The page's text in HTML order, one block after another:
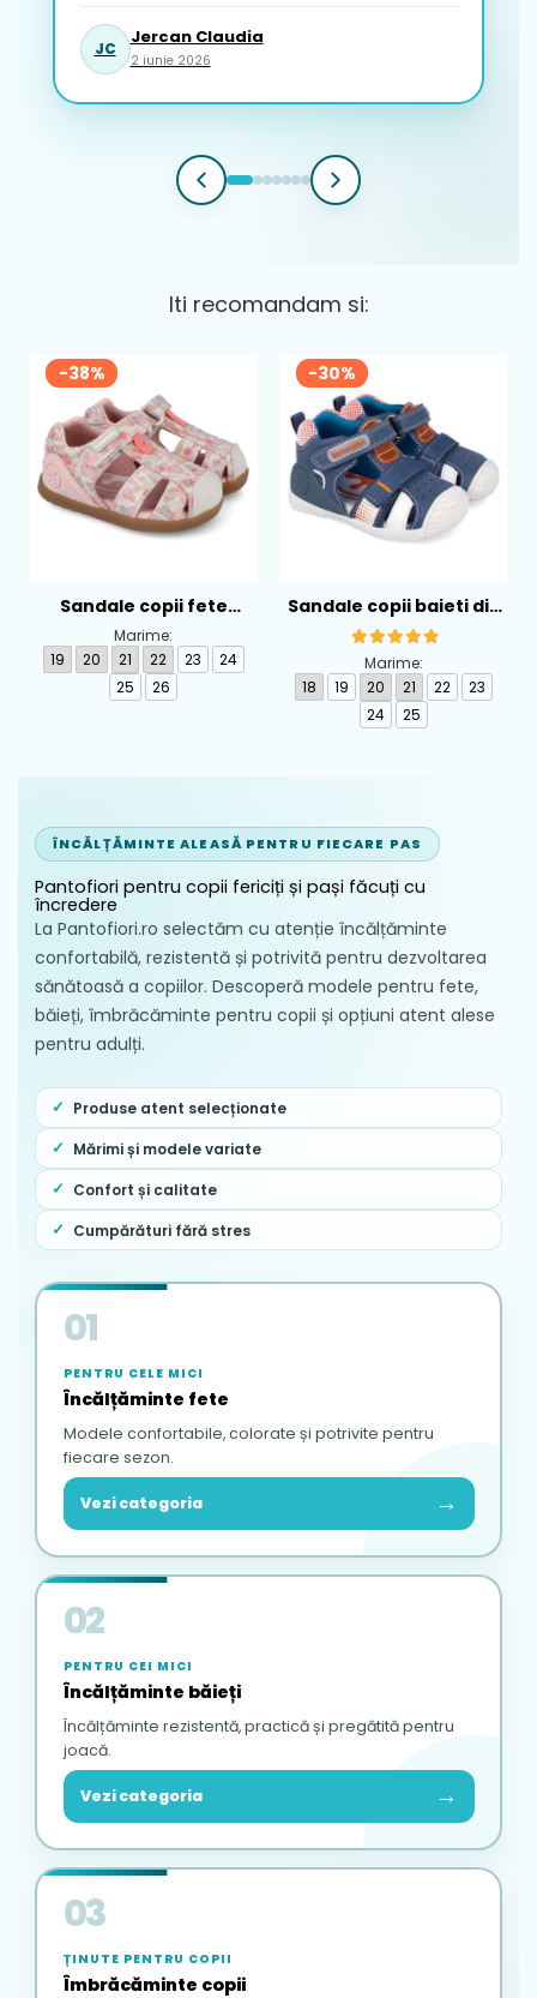
JC
Jercan Claudia
2 iunie 2026
Iti recomandam si:
-38%
Sandale copii fete
calapod lat din textil
Biomecanics, Roz -
262193-A103
Marime:
19
20 21 22 23
24
25
26
-30%
Sandale copii baieti din
piele Biomecanics,
Albastru - 262124-A556
Marime:
18
19 20 21 22
23
24
25
ÎNCĂLȚĂMINTE ALEASĂ PENTRU FIECARE PAS
Pantofiori pentru copii fericiți și pași făcuți cu
încredere
La Pantofiori.ro selectăm cu atenție încălțăminte
confortabilă, rezistentă și potrivită pentru dezvoltarea
sănătoasă a copiilor. Descoperă modele pentru fete,
băieți, îmbrăcăminte pentru copii și opțiuni atent alese
pentru adulți.
Produse atent selecționate
Mărimi și modele variate
Confort și calitate
Cumpărături fără stres
01
PENTRU CELE MICI
Încălțăminte fete
Modele confortabile, colorate și potrivite pentru
fiecare sezon.
Vezi categoria →
02
PENTRU CEI MICI
Încălțăminte băieți
Încălțăminte rezistentă, practică și pregătită pentru
joacă.
Vezi categoria →
03
ȚINUTE PENTRU COPII
Îmbrăcăminte copii